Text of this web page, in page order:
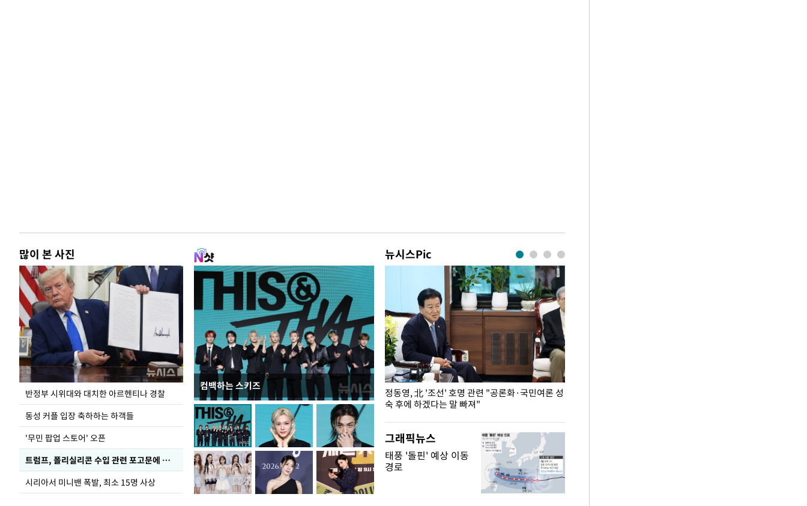
많이 본 사진
반정부 시위대와 대치한 아르헨티나 경찰
동성 커플 입장 축하하는 하객들
'무민 팝업 스토어' 오픈
트럼프, 폴리실리콘 수입 관련 포고문에 서명
시리아서 미니밴 폭발, 최소 15명 사상
컴백하는 스키즈
뉴시스Pic
폭염으로 멈춘 프로야구… 발걸음 돌리는 팬들
정동영, 北 '조선' 호명 관련 "공론화·국민여론 성
숙 후에 하겠다는 말 빠져"
그래픽뉴스
태풍 '돌핀' 예상 이동
경로